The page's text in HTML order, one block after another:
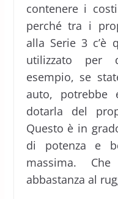
contenere i
perché tra i
alla Serie 3 c’è
utilizzato per
esempio, se
auto, potrebbe
dotarla del
Questo è in
di potenza e
massima.
abbastanza al